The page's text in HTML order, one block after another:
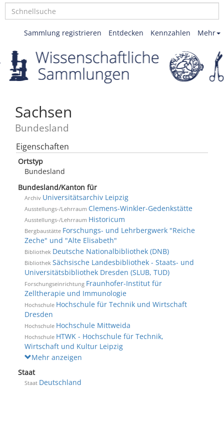
Mehr
Kennzahlen
Entdecken
Sammlung registrieren
Sachsen
Bundesland
Eigenschaften
Ortstyp
Bundesland
Bundesland/Kanton für
Archiv Universitätsarchiv Leipzig
Ausstellungs-/Lehrraum Clemens-Winkler-Gedenkstätte
Ausstellungs-/Lehrraum Historicum
Bergbaustätte Forschungs- und Lehrbergwerk "Reiche
Zeche" und "Alte Elisabeth"
Bibliothek Deutsche Nationalbibliothek (DNB)
Bibliothek Sächsische Landesbibliothek - Staats- und
Universitätsbibliothek Dresden (SLUB, TUD)
Forschungseinrichtung Fraunhofer-Institut für
Zelltherapie und Immunologie
Hochschule Hochschule für Technik und Wirtschaft
Dresden
Hochschule Hochschule Mittweida
Hochschule HTWK - Hochschule für Technik,
Wirtschaft und Kultur Leipzig
Mehr anzeigen
Staat
Staat Deutschland